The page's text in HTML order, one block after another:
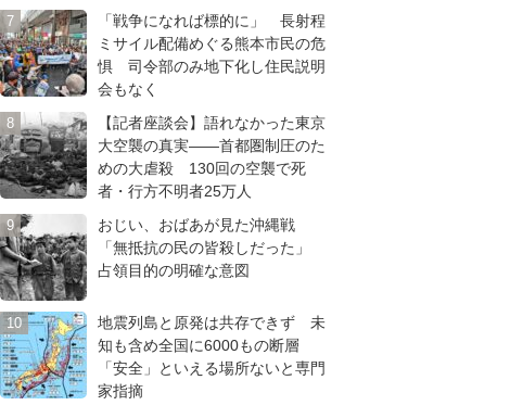
「戦争になれば標的に」 長射程
ミサイル配備めぐる熊本市民の危
惧 司令部のみ地下化し住民説明
会もなく
【記者座談会】語れなかった東京
大空襲の真実――首都圏制圧のた
めの大虐殺 130回の空襲で死
者・行方不明者25万人
おじい、おばあが見た沖縄戦
「無抵抗の民の皆殺しだった」
占領目的の明確な意図
地震列島と原発は共存できず 未
知も含め全国に6000もの断層
「安全」といえる場所ないと専門
家指摘